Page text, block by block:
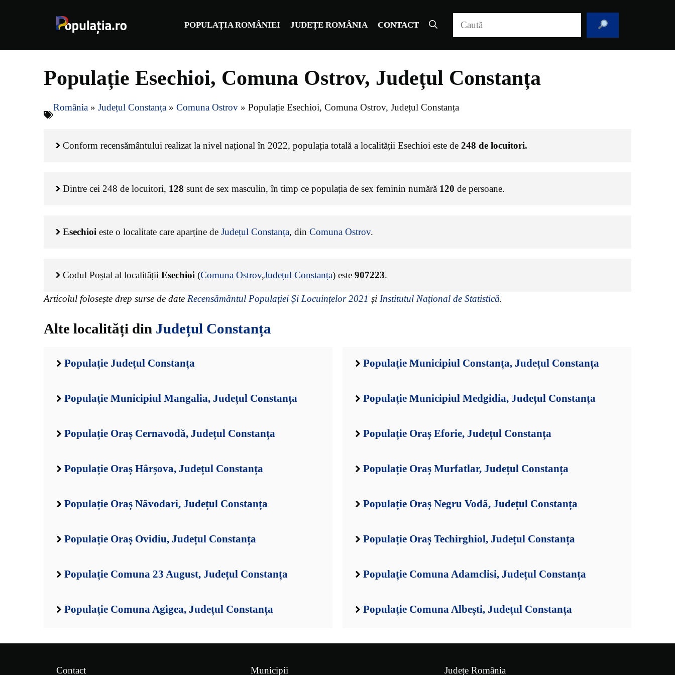
POPULAȚIA ROMÂNIEI JUDEȚE ROMÂNIA CONTACT
Populație Esechioi, Comuna Ostrov, Județul Constanța
România » Județul Constanța » Comuna Ostrov » Populație Esechioi, Comuna Ostrov, Județul Constanța
Conform recensământului realizat la nivel național în 2022, populația totală a localității Esechioi este de 248 de locuitori.
Dintre cei 248 de locuitori, 128 sunt de sex masculin, în timp ce populația de sex feminin numără 120 de persoane.
Esechioi este o localitate care aparține de Județul Constanța, din Comuna Ostrov.
Codul Poștal al localității Esechioi (Comuna Ostrov,Județul Constanța) este 907223.
Articolul folosește drep surse de date Recensământul Populației Și Locuințelor 2021 și Institutul Național de Statistică.
Alte localități din Județul Constanța
Populație Județul Constanța Populație Municipiul Constanța, Județul Constanța
Populație Municipiul Mangalia, Județul Constanța Populație Municipiul Medgidia, Județul Constanța
Populație Oraș Cernavodă, Județul Constanța Populație Oraș Eforie, Județul Constanța
Populație Oraș Hârșova, Județul Constanța Populație Oraș Murfatlar, Județul Constanța
Populație Oraș Năvodari, Județul Constanța Populație Oraș Negru Vodă, Județul Constanța
Populație Oraș Ovidiu, Județul Constanța Populație Oraș Techirghiol, Județul Constanța
Populație Comuna 23 August, Județul Constanța Populație Comuna Adamclisi, Județul Constanța
Populație Comuna Agigea, Județul Constanța Populație Comuna Albești, Județul Constanța
Contact Municipii Județe România